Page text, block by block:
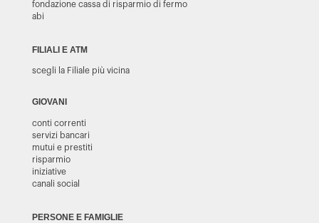
fondazione cassa di risparmio di fermo
abi
FILIALI E ATM
scegli la Filiale più vicina
GIOVANI
conti correnti
servizi bancari
mutui e prestiti
risparmio
iniziative
canali social
PERSONE E FAMIGLIE